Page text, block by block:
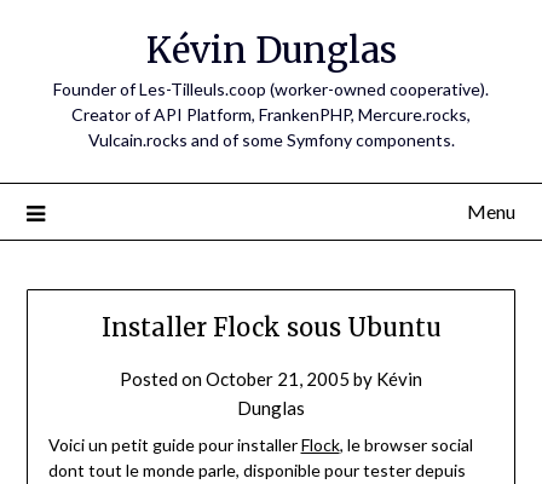
Kévin Dunglas
Founder of Les-Tilleuls.coop (worker-owned cooperative).
Creator of API Platform, FrankenPHP, Mercure.rocks,
Vulcain.rocks and of some Symfony components.
Menu
Installer Flock sous Ubuntu
Posted onOctober 21, 2005 by Kévin
Dunglas
Voici un petit guide pour installerFlock, le browser social
dont tout le monde parle, disponible pour tester depuis